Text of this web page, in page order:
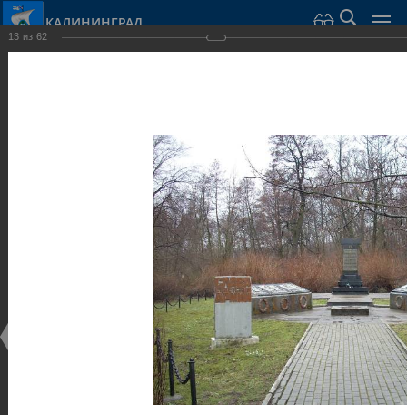
КАЛИНИНГРАД
Скульптуры и мемориалы
13 из 62